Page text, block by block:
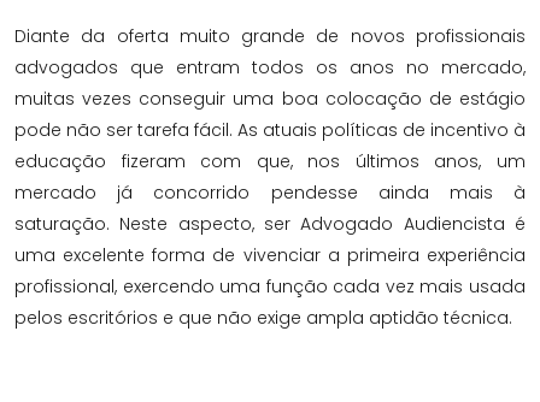
Diante da oferta muito grande de novos profissionais
advogados que entram todos os anos no mercado,
muitas vezes conseguir uma boa colocação de estágio
pode não ser tarefa fácil. As atuais políticas de incentivo à
educação fizeram com que, nos últimos anos, um
mercado já concorrido pendesse ainda mais à
saturação. Neste aspecto, ser Advogado Audiencista é
uma excelente forma de vivenciar a primeira experiência
profissional, exercendo uma função cada vez mais usada
pelos escritórios e que não exige ampla aptidão técnica.